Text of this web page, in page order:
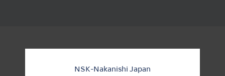
NSK-Nakanishi Japan